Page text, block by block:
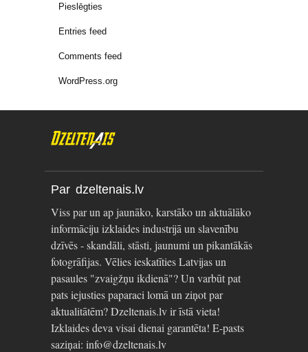
Pieslēgties
Entries feed
Comments feed
WordPress.org
Par dzeltenais.lv
Viss par un ap jaunāko, karstāko un aktuālāko
informāciju izklaides industrijā un slavenību
dzīvēs - skandāli, stāsti, jaunumi un pikantākās
fotogrāfijas. Vēlies ieskatīties Latvijas un
pasaules "zvaigžņu ikdienā"? Un varbūt pat
pats iejusties paparaci lomā un ziņot par
aktualitātēm? Dzeltenais.lv ir īstā vieta!
Izklaides deva visai dienai garantēta! E-pasts
saziņai: info@dzeltenais.lv